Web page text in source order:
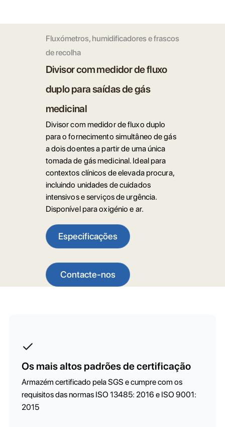
Fluxómetros, humidificadores e frascos
de recolha
Divisor com medidor de fluxo
duplo para saídas de gás
medicinal
Divisor com medidor de fluxo duplo
para o fornecimento simultâneo de gás
a dois doentes a partir de uma única
tomada de gás medicinal. Ideal para
contextos clínicos de elevada procura,
incluindo unidades de cuidados
intensivos e serviços de urgência.
Disponível para oxigénio e ar.
Especificações
Contacte-nos
Os mais altos padrões de certificação
Armazém certificado pela SGS e cumpre com os
requisitos das normas ISO 13485: 2016 e ISO 9001:
2015